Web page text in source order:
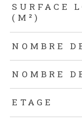
SURFACE
(M²)
NOMBRE
NOMBRE
ETAGE